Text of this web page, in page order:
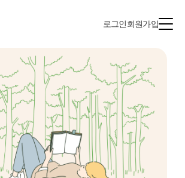
로그인회원가입